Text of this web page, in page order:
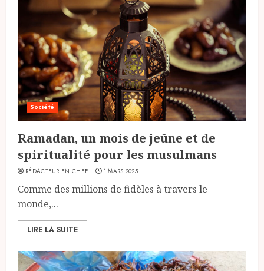
Société
Ramadan, un mois de jeûne et de
spiritualité pour les musulmans
RÉDACTEUR EN CHEF 1 MARS 2025
Comme des millions de fidèles à travers le
monde,...
LIRE LA SUITE